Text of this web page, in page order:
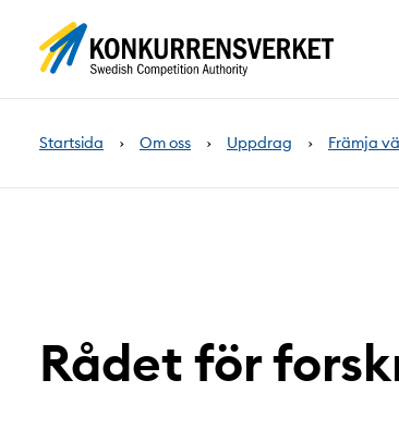
Startsida Om oss Uppdrag Främja
Rådet för